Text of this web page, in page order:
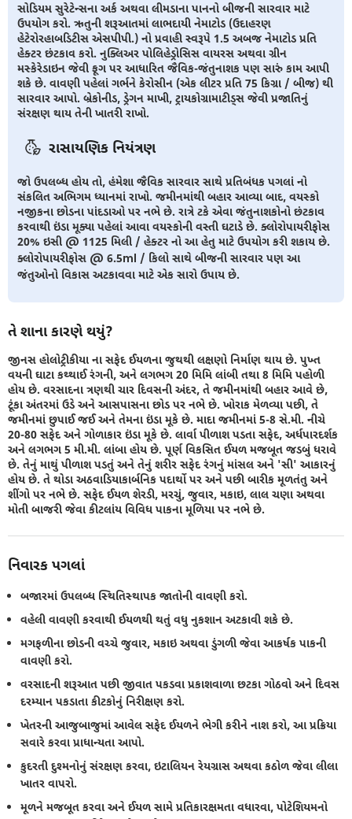
સોડિયમ સુરેટેન્સના અર્ક અથવા લીમડાના પાનનો બીજની સારવાર માટે
ઉપયોગ કરો. ઋતુની શરૂઆતમાં લાભદાયી નેમાટોડ (ઉદાહરણ
હેટેરોરહાબડિટીસ એસપીપી.) નો પ્રવાહી સ્વરૂપે 1.5 અબજ નેમાટોડ પ્રતિ
હેક્ટર છંટકાવ કરો. નુક્લિઅર પોલિહેડ્રોસિસ વાયરસ અથવા ગ્રીન
મસ્કેરેડાઇન જેવી ફૂગ પર આધારિત જૈવિક-જંતુનાશક પણ સારું કામ આપી
શકે છે. વાવણી પહેલાં ગર્ભને કેરોસીન (એક લીટર પ્રતિ 75 કિગ્રા / બીજ) થી
સારવાર આપો. બ્રેકોનીડ, ડ્રેગન માખી, ટ્રાયકોગ્રામાટીડ્સ જેવી પ્રજાતિનું
સંરક્ષણ થાય તેની ખાતરી રાખો.
રાસાયણિક નિયંત્રણ
જો ઉપલબ્ધ હોય તો, હંમેશા જૈવિક સારવાર સાથે પ્રતિબંધક પગલાં નો
સંકલિત અભિગમ ધ્યાનમાં રાખો. જમીનમાંથી બહાર આવ્યા બાદ, વયસ્કો
નજીકના છોડના પાંદડાઓ પર નભે છે. રાત્રે ટકે એવા જંતુનાશકોનો છંટકાવ
કરવાથી ઇંડા મૂક્યા પહેલાં આવા વયસ્કોની વસ્તી ઘટાડે છે. ક્લોરોપાયરીફોસ
20% ઇસી @ 1125 મિલી / હેક્ટર નો આ હેતુ માટે ઉપયોગ કરી શકાય છે.
ક્લોરોપાયરીફોસ @ 6.5ml / કિલો સાથે બીજની સારવાર પણ આ
જંતુઓનો વિકાસ અટકાવવા માટે એક સારો ઉપાય છે.
તે શાના કારણે થયું?
જીનસ હોલોટ્રીકીયા ના સફેદ ઈયળના જુથથી લક્ષણો નિર્માણ થાય છે. પુખ્ત
વયની ઘાટા કથ્થાઈ રંગની, અને લગભગ 20 મિમિ લાંબી તથા 8 મિમિ પહોળી
હોય છે. વરસાદના ત્રણથી ચાર દિવસની અંદર, તે જમીનમાંથી બહાર આવે છે,
ટૂંકા અંતરમાં ઉડે અને આસપાસના છોડ પર નભે છે. ખોરાક મેળવ્યા પછી, તે
જમીનમાં છુપાઈ જઈ અને તેમના ઇંડા મૂકે છે. માદા જમીનમાં 5-8 સે.મી. નીચે
20-80 સફેદ અને ગોળાકાર ઇંડા મૂકે છે. લાર્વા પીળાશ પડતા સફેદ, અર્ધપારદર્શક
અને લગભગ 5 મી.મી. લાંબા હોય છે. પૂર્ણ વિકસિત ઈયળ મજબૂત જડબું ધરાવે
છે. તેનું માથું પીળાશ પડતું અને તેનું શરીર સફેદ રંગનું માંસલ અને 'સી' આકારનું
હોય છે. તે થોડા અઠવાડિયાકાર્બનિક પદાર્થો પર અને પછી બારીક મૂળતંતુ અને
શીંગો પર નભે છે. સફેદ ઈયળ શેરડી, મરચું, જુવાર, મકાઇ, લાલ ચણા અથવા
મોતી બાજરી જેવા કીટલાંય વિવિધ પાકના મૂળિયા પર નભે છે.
નિવારક પગલાં
બજારમાં ઉપલબ્ધ સ્થિતિસ્થાપક જાતોની વાવણી કરો.
વહેલી વાવણી કરવાથી ઈયળથી થતું વધુ નુકશાન અટકાવી શકે છે.
મગફળીના છોડની વચ્ચે જુવાર, મકાઇ અથવા ડુંગળી જેવા આકર્ષક પાકની
વાવણી કરો.
વરસાદની શરૂઆત પછી જીવાત પકડવા પ્રકાશવાળા છટકા ગોઠવો અને દિવસ
દરમ્યાન પકડાતા કીટકોનું નિરીક્ષણ કરો.
ખેતરની આજુબાજુમાં આવેલ સફેદ ઈયળને ભેગી કરીને નાશ કરો, આ પ્રક્રિયા
સવારે કરવા પ્રાધાન્યતા આપો.
કુદરતી દુશ્મનોનું સંરક્ષણ કરવા, ઇટાલિયન રેયગ્રાસ અથવા કઠોળ જેવા લીલા
ખાતર વાપરો.
મૂળને મજબૂત કરવા અને ઈયળ સામે પ્રતિકારક્ષમતા વધારવા, પોટેશિયમનો